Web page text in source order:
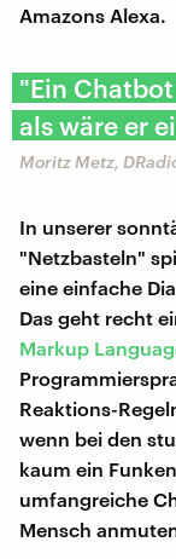
Amazons Alexa.
"Ein
als wäre er
Moritz Metz,
In unserer
"Netzbasteln"
eine einfache
Das geht recht
Markup
Reaktions-
wenn bei den
kaum ein
umfangreiche
Mensch